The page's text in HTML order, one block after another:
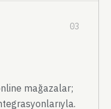
03
mağazalar;